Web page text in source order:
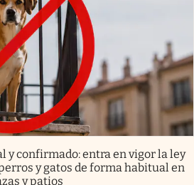
y confirmado: entra en vigor la ley
y gatos de forma habitual en
y patios